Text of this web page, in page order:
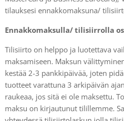
tilauksesi ennakkomaksuna/
Ennakkomaksulla/ tilisiirrolla
Tilisiirto on helppo ja luotettava
maksamiseen. Maksun
kestää 2-3 pankkipäivää, joten
tuotteet varattuna 3 arkipäivän
raukeaa, jos sitä ei ole maksettu.
maksu on kirjautunut tilillemme.